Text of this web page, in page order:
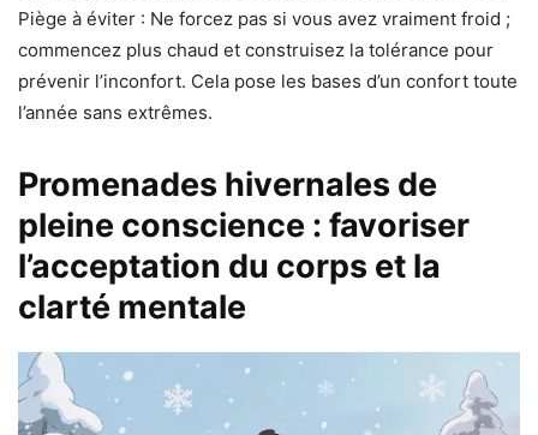
Piège à éviter : Ne forcez pas si vous avez vraiment froid ;
commencez plus chaud et construisez la tolérance pour
prévenir l’inconfort. Cela pose les bases d’un confort toute
l’année sans extrêmes.
Promenades hivernales de
pleine conscience : favoriser
l’acceptation du corps et la
clarté mentale